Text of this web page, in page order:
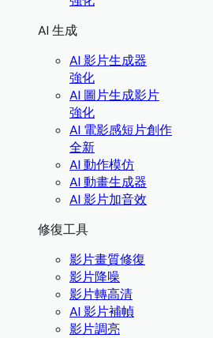
AI 生成
AI 影片生成器
強化
AI 圖片生成影片
強化
AI 電影感短片創作
全新
AI 動作模仿
AI 動畫生成器
AI 影片加音效
修復工具
影片畫質修復
影片降噪
影片轉高清
AI 影片補幀
影片調亮